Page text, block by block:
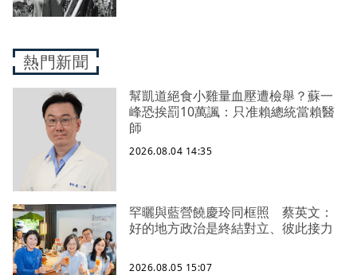
熱門新聞
幫凱道絕食小雞量血壓遭檢舉？蘇一
峰恐挨罰10萬諷：只准賴總統當賴醫
師
2026.08.04 14:35
罕曬與藍營饒慶玲同框照 蔡英文：
好的地方政治是終結對立、彼此接力
2026.08.05 15:07